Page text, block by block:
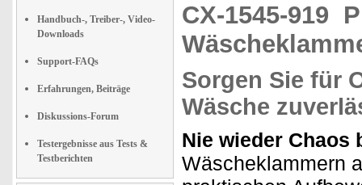
Handbuch-, Treiber-, Video-
Downloads
Support-FAQs
Erfahrungen, Beiträge
Diskussions-Forum
Testergebnisse aus Tests &
Testberichten
CX-1545-919
Sorgen Sie für
Wäsche
Nie wieder Chaos
Wäscheklammern